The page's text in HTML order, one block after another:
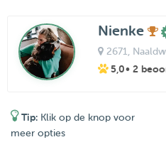
Nienke
2671 ,
5,0• 2
Tip: Klik op de knop voor
meer opties